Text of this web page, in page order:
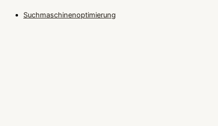
Suchmaschinenoptimierung